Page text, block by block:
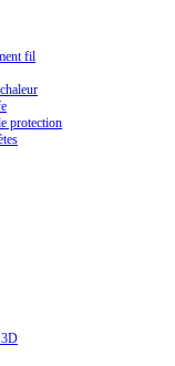
fil
protection
3D